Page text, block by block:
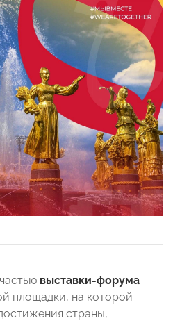
выставки-форума
площадки, на которой
страны,